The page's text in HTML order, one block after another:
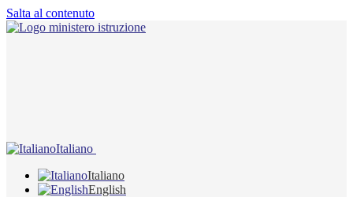
Salta al contenuto
Italiano
Italiano
English